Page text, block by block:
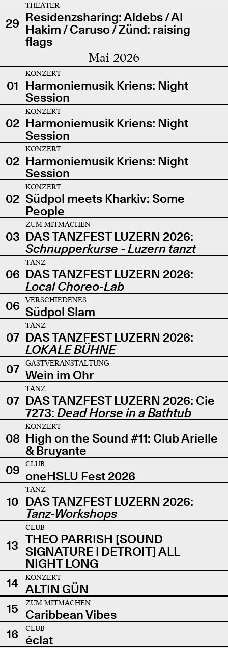
29
THEATER
Residenzsharing: Aldebs / Al
Hakim / Caruso / Zünd: raising
flags
Mai 2026
01
KONZERT
Harmoniemusik Kriens: Night
Session
02
KONZERT
Harmoniemusik Kriens: Night
Session
02
KONZERT
Harmoniemusik Kriens: Night
Session
02
KONZERT
Südpol meets Kharkiv: Some
People
03
ZUM MITMACHEN
DAS TANZFEST LUZERN 2026:
Schnupperkurse - Luzern tanzt
06
TANZ
DAS TANZFEST LUZERN 2026:
Local Choreo-Lab
06
VERSCHIEDENES
Südpol Slam
07
TANZ
DAS TANZFEST LUZERN 2026:
LOKALE BÜHNE
07
GASTVERANSTALTUNG
Wein im Ohr
07
TANZ
DAS TANZFEST LUZERN 2026: Cie
7273: Dead Horse in a Bathtub
08
KONZERT
High on the Sound #11: Club Arielle
& Bruyante
09
CLUB
oneHSLU Fest 2026
10
TANZ
DAS TANZFEST LUZERN 2026:
Tanz-Workshops
13
CLUB
THEO PARRISH [SOUND
SIGNATURE | DETROIT] ALL
NIGHT LONG
14
KONZERT
ALTIN GÜN
15
ZUM MITMACHEN
Caribbean Vibes
16
CLUB
éclat